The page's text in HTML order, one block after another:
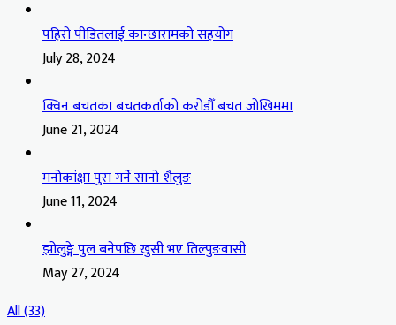
पहिरो पीडितलाई कान्छारामको सहयोग
July 28, 2024
क्विन बचतका बचतकर्ताको करोडौँ बचत जोखिममा
June 21, 2024
मनोकांक्षा पुरा गर्ने सानो शैलुङ
June 11, 2024
झोलुङ्गे पुल बनेपछि खुसी भए तिल्पुङवासी
May 27, 2024
All (33)